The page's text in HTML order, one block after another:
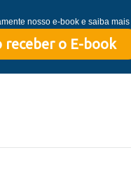
nosso e-book e saiba mais
receber o E-book